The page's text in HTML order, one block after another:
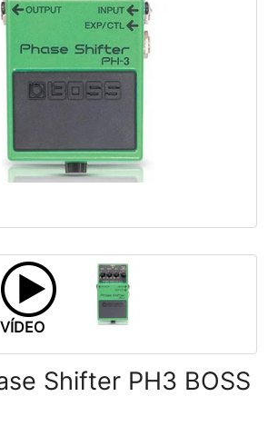
VÍDEO
Shifter PH3 BOSS